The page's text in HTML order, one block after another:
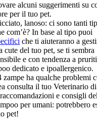
alcuni suggerimenti su
per il tuo pet.
lanoso: ci sono tanti
com’è? In base al tipo puoi
che ti aiuteranno a
cute del tuo pet, se ti sembra
e con tendenza a
dedicato e ipoallergenico.
zampe ha qualche problemi
consulta il tuo Veterinario
e consigli
per umani: potrebbero
pet!